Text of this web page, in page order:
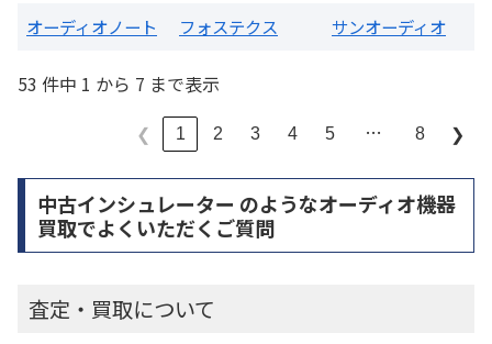
オーディオノート フォステクス サンオーディオ
53 件中 1 から 7 まで表示
❮ 1 2 3 4 5 … 8 ❯
中古インシュレーター のようなオーディオ機器
買取でよくいただくご質問
査定・買取について